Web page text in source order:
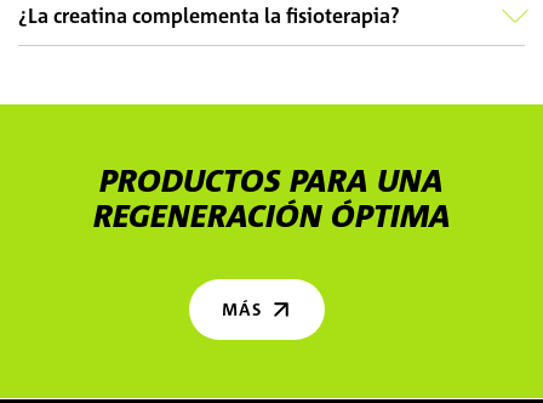
¿La creatina complementa la fisioterapia?
PRODUCTOS PARA UNA
REGENERACIÓN ÓPTIMA
MÁS